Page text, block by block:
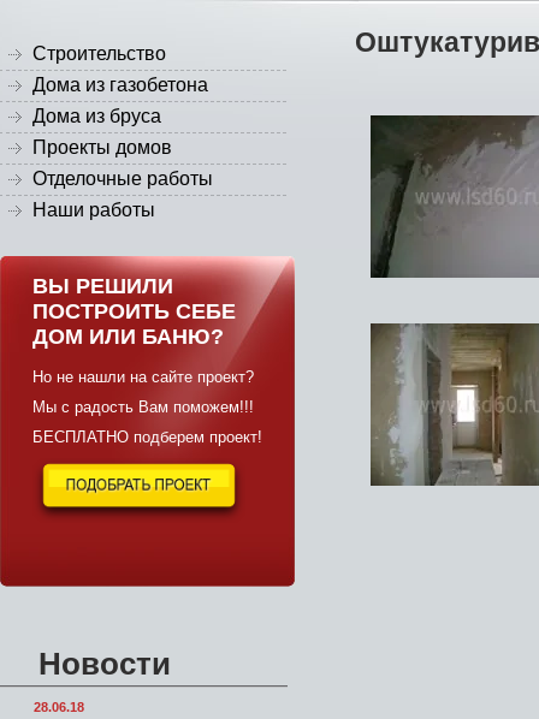
Строительство
Дома из газобетона
Дома из бруса
Проекты домов
Отделочные работы
Наши работы
ВЫ РЕШИЛИ
ПОСТРОИТЬ СЕБЕ
ДОМ ИЛИ БАНЮ?
Но не нашли на сайте проект?
Мы с радость Вам поможем!!!
БЕСПЛАТНО подберем проект!
Новости
28.06.18